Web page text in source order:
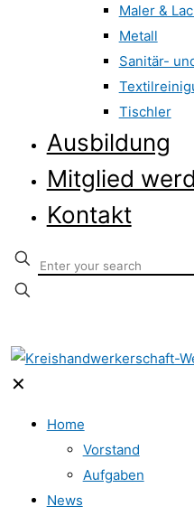
Maler &
Metall
Sanitär-
Tischler
Ausbildung
Mitglied
Kontakt
✕
Home
Vorstand
Aufgaben
News